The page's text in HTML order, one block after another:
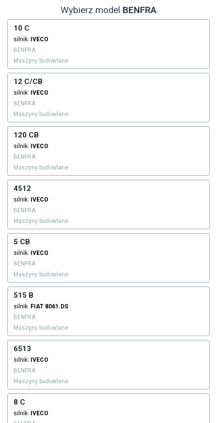
Wybierz model BENFRA
10 C
silnik: IVECO
BENFRA
Maszyny budowlane
12 C/CB
silnik: IVECO
BENFRA
Maszyny budowlane
120 CB
silnik: IVECO
BENFRA
Maszyny budowlane
4512
silnik: IVECO
BENFRA
Maszyny budowlane
5 CB
silnik: IVECO
BENFRA
Maszyny budowlane
515 B
silnik: FIAT 8061.DS
BENFRA
Maszyny budowlane
6513
silnik: IVECO
BENFRA
Maszyny budowlane
8 C
silnik: IVECO